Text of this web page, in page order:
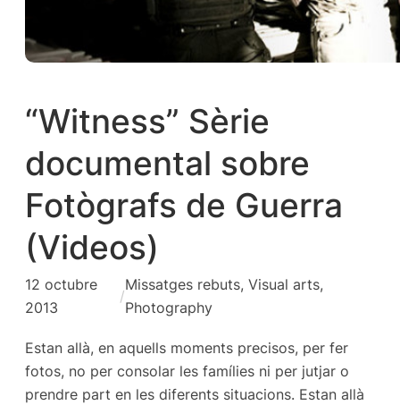
“Witness” Sèrie
documental sobre
Fotògrafs de Guerra
(Videos)
12 octubre
2013
/
Missatges rebuts, Visual arts,
Photography
Estan allà, en aquells moments precisos, per fer
fotos, no per consolar les famílies ni per jutjar o
prendre part en les diferents situacions. Estan allà